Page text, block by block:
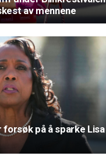
av mennene
på å sparke Lisa